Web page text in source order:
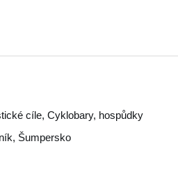
cíle, Cyklobary, hospůdky
, Šumpersko